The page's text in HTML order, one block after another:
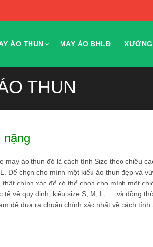
ÁO THUN MAY ÁO BHLĐ
THUN
nặng
áo thun đó là cách tính Size theo chiều
Để chọn cho mình một kiểu áo thun đẹp và
chính xác để có thể chọn cho mình một
tế về quy định, kiểu size S, M, L, … và đồng
để đưa ra chuẩn chính xác nhất về cách tính